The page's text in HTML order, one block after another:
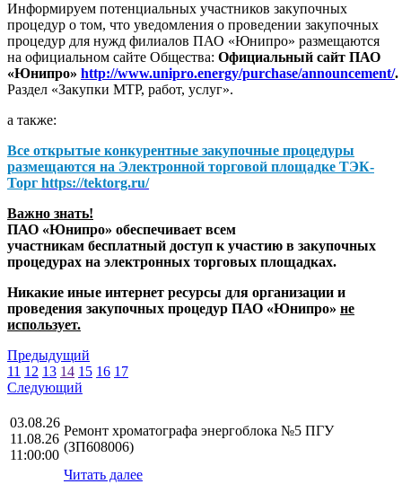
Информируем потенциальных участников закупочных
процедур о том, что уведомления о проведении закупочных
процедур для нужд филиалов ПАО «Юнипро» размещаются
на официальном сайте Общества: Официальный сайт ПАО
«Юнипро» http://www.unipro.energy/purchase/announcement/.
Раздел «Закупки МТР, работ, услуг».
а также:
Все открытые конкурентные закупочные процедуры
размещаются на Электронной торговой площадке ТЭК-
Торг https://tektorg.ru/
Важно знать!
ПАО «Юнипро» обеспечивает всем
участникам бесплатный доступ к участию в закупочных
процедурах на электронных торговых площадках.
Никакие иные интернет ресурсы для организации и
проведения закупочных процедур ПАО «Юнипро» не
использует.
Предыдущий
11 12 13 14 15 16 17
Следующий
03.08.26
11.08.26
11:00:00
Ремонт хроматографа энергоблока №5 ПГУ
(ЗП608006)
Читать далее